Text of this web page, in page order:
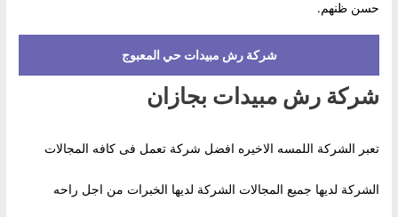
حسن ظنهم.
شركة رش مبيدات حي المعبوج
شركة رش مبيدات بجازان
تعبر الشركة اللمسه الاخيره افضل شركة تعمل فى كافه المجالات
الشركة لديها جميع المجالات الشركة لديها الخبرات من اجل راحه